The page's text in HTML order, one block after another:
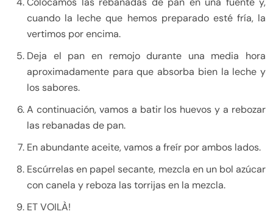
cuando la leche que hemos preparado esté fría, la
vertimos por encima.
Deja el pan en remojo durante una media hora
aproximadamente para que absorba bien la leche y
los sabores.
A continuación, vamos a batir los huevos y a rebozar
las rebanadas de pan.
En abundante aceite, vamos a freír por ambos lados.
Escúrrelas en papel secante, mezcla en un bol azúcar
con canela y reboza las torrijas en la mezcla.
ET VOILÀ!